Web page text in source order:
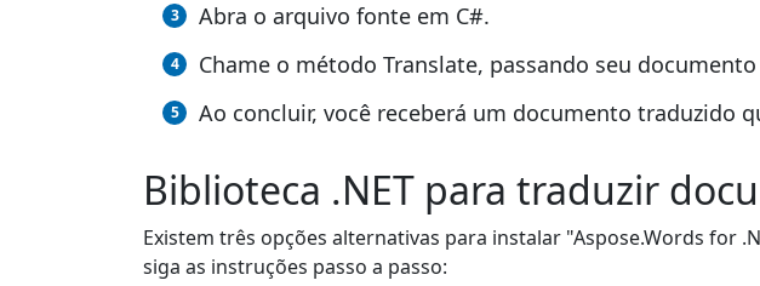
Abra o arquivo fonte em C#.
Chame o método Translate, passando seu
Ao concluir, você receberá um documento traduzido
Biblioteca .NET para traduzir
Existem três opções alternativas para instalar "Aspose.Words for
siga as instruções passo a passo: